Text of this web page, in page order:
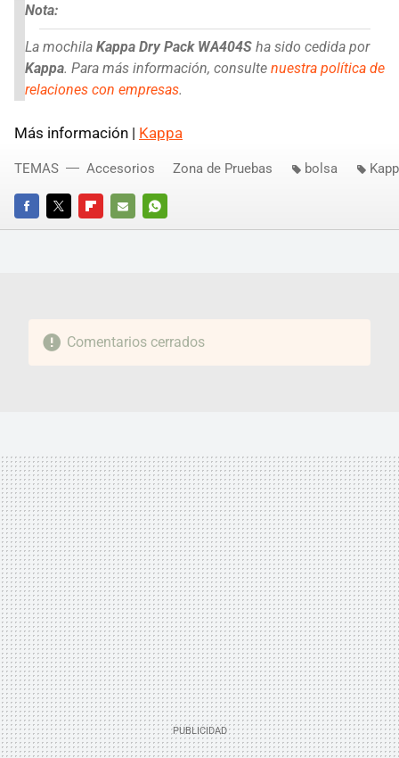
Nota:
La mochila Kappa Dry Pack WA404S ha sido cedida por
Kappa. Para más información, consulte nuestra política de
relaciones con empresas.
Más información | Kappa
FACEBOOKTWITTERFLIPBOARD
E-
WHATSAPP
TEMAS Accesorios Zona de Pruebas bolsa
Comentarios cerrados